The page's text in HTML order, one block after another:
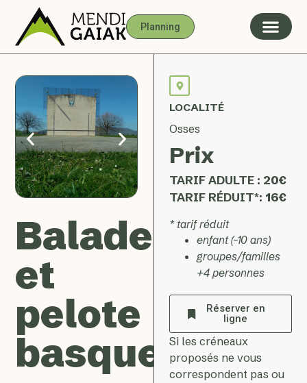
Planning
Balade
et
pelote
basque
LOCALITÉ
Osses
Prix
TARIF ADULTE : 20€
TARIF RÉDUIT*: 16€
* tarif réduit
enfant (-10 ans)
groupes/familles
+4 personnes
Réserver en
ligne
Si les créneaux
proposés ne vous
correspondent pas ou